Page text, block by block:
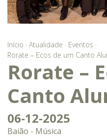
Início · Atualidade · Eventos ·
Rorate – Ecos de um Canto
Rorate –
Canto
06-12-2025
Baião - Música